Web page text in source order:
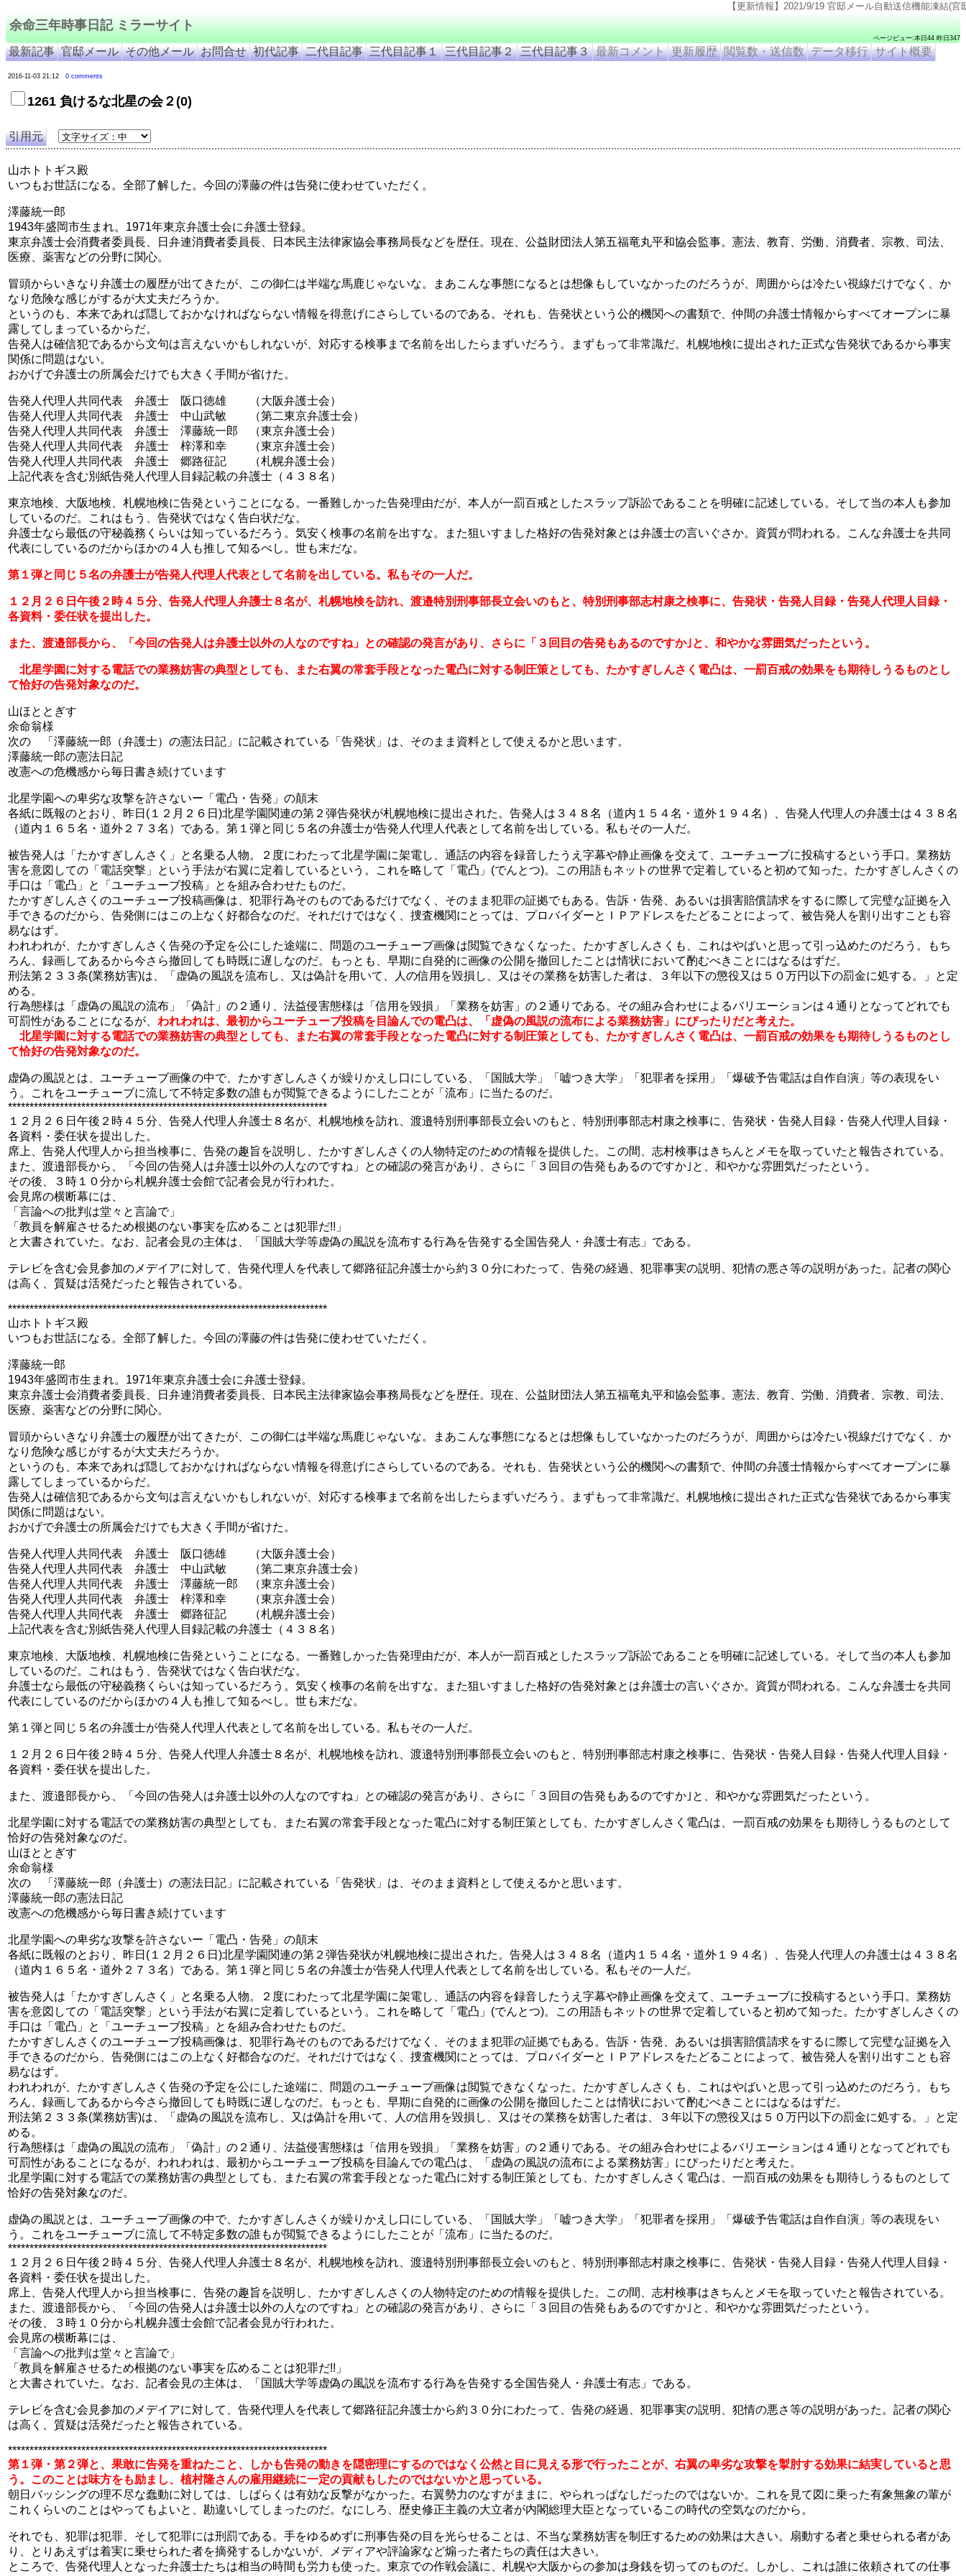
余命三年時事日記 ミラーサイト
ページビュー:本日44 昨日347
最新記事 官邸メール その他メール お問合せ 初代記事 二代目記事 三代目記事１ 三代目記事２ 三代目記事３ 最新コメント 更新履歴 閲覧数・送信数 データ移行 サイト概要
2016-11-03 21:12 0 comments
1261 負けるな北星の会２(0)
引用元
山ホトトギス殿
いつもお世話になる。全部了解した。今回の澤藤の件は告発に使わせていただく。
澤藤統一郎
1943年盛岡市生まれ。1971年東京弁護士会に弁護士登録。
東京弁護士会消費者委員長、日弁連消費者委員長、日本民主法律家協会事務局長などを歴任。現在、公益財団法人第五福竜丸平和協会監事。憲法、教育、労働、消費者、宗教、司法、
医療、薬害などの分野に関心。
冒頭からいきなり弁護士の履歴が出てきたが、この御仁は半端な馬鹿じゃないな。まあこんな事態になるとは想像もしていなかったのだろうが、周囲からは冷たい視線だけでなく、か
なり危険な感じがするが大丈夫だろうか。
というのも、本来であれば隠しておかなければならない情報を得意げにさらしているのである。それも、告発状という公的機関への書類で、仲間の弁護士情報からすべてオープンに暴
露してしまっているからだ。
告発人は確信犯であるから文句は言えないかもしれないが、対応する検事まで名前を出したらまずいだろう。まずもって非常識だ。札幌地検に提出された正式な告発状であるから事実
関係に問題はない。
おかげで弁護士の所属会だけでも大きく手間が省けた。
告発人代理人共同代表 弁護士 阪口徳雄 （大阪弁護士会）
告発人代理人共同代表 弁護士 中山武敏 （第二東京弁護士会）
告発人代理人共同代表 弁護士 澤藤統一郎 （東京弁護士会）
告発人代理人共同代表 弁護士 梓澤和幸 （東京弁護士会）
告発人代理人共同代表 弁護士 郷路征記 （札幌弁護士会）
上記代表を含む別紙告発人代理人目録記載の弁護士（４３８名）
東京地検、大阪地検、札幌地検に告発ということになる。一番難しかった告発理由だが、本人が一罰百戒としたスラップ訴訟であることを明確に記述している。そして当の本人も参加
しているのだ。これはもう、告発状ではなく告白状だな。
弁護士なら最低の守秘義務くらいは知っているだろう。気安く検事の名前を出すな。また狙いすました格好の告発対象とは弁護士の言いぐさか。資質が問われる。こんな弁護士を共同
代表にしているのだからほかの４人も推して知るべし。世も末だな。
第１弾と同じ５名の弁護士が告発人代理人代表として名前を出している。私もその一人だ。
１２月２６日午後２時４５分、告発人代理人弁護士８名が、札幌地検を訪れ、渡邉特別刑事部長立会いのもと、特別刑事部志村康之検事に、告発状・告発人目録・告発人代理人目録・
各資料・委任状を提出した。
また、渡邉部長から、「今回の告発人は弁護士以外の人なのですね」との確認の発言があり、さらに「３回目の告発もあるのですか｣と、和やかな雰囲気だったという。
北星学園に対する電話での業務妨害の典型としても、また右翼の常套手段となった電凸に対する制圧策としても、たかすぎしんさく電凸は、一罰百戒の効果をも期待しうるものとし
て恰好の告発対象なのだ。
山ほととぎす
余命翁様
次の 「澤藤統一郎（弁護士）の憲法日記」に記載されている「告発状」は、そのまま資料として使えるかと思います。
澤藤統一郎の憲法日記
改憲への危機感から毎日書き続けています
北星学園への卑劣な攻撃を許さないー「電凸・告発」の顛末
各紙に既報のとおり、昨日(１２月２６日)北星学園関連の第２弾告発状が札幌地検に提出された。告発人は３４８名（道内１５４名・道外１９４名）、告発人代理人の弁護士は４３８名
（道内１６５名・道外２７３名）である。第１弾と同じ５名の弁護士が告発人代理人代表として名前を出している。私もその一人だ。
被告発人は「たかすぎしんさく」と名乗る人物。２度にわたって北星学園に架電し、通話の内容を録音したうえ字幕や静止画像を交えて、ユーチューブに投稿するという手口。業務妨
害を意図しての「電話突撃」という手法が右翼に定着しているという。これを略して「電凸」(でんとつ)。この用語もネットの世界で定着していると初めて知った。たかすぎしんさくの
手口は「電凸」と「ユーチューブ投稿」とを組み合わせたものだ。
たかすぎしんさくのユーチューブ投稿画像は、犯罪行為そのものであるだけでなく、そのまま犯罪の証拠でもある。告訴・告発、あるいは損害賠償請求をするに際して完璧な証拠を入
手できるのだから、告発側にはこの上なく好都合なのだ。それだけではなく、捜査機関にとっては、プロバイダーとＩＰアドレスをたどることによって、被告発人を割り出すことも容
易なはず。
われわれが、たかすぎしんさく告発の予定を公にした途端に、問題のユーチューブ画像は閲覧できなくなった。たかすぎしんさくも、これはやばいと思って引っ込めたのだろう。もち
ろん、録画してあるから今さら撤回しても時既に遅しなのだ。もっとも、早期に自発的に画像の公開を撤回したことは情状において酌むべきことにはなるはずだ。
刑法第２３３条(業務妨害)は、「虚偽の風説を流布し、又は偽計を用いて、人の信用を毀損し、又はその業務を妨害した者は、３年以下の懲役又は５０万円以下の罰金に処する。」と定
める。
行為態様は「虚偽の風説の流布」「偽計」の２通り、法益侵害態様は「信用を毀損」「業務を妨害」の２通りである。その組み合わせによるバリエーションは４通りとなってどれでも
可罰性があることになるが、 われわれは、最初からユーチューブ投稿を目論んでの電凸は、「虚偽の風説の流布による業務妨害」にぴったりだと考えた。
北星学園に対する電話での業務妨害の典型としても、また右翼の常套手段となった電凸に対する制圧策としても、たかすぎしんさく電凸は、一罰百戒の効果をも期待しうるものとし
て恰好の告発対象なのだ。
虚偽の風説とは、ユーチューブ画像の中で、たかすぎしんさくが繰りかえし口にしている、「国賊大学」「嘘つき大学」「犯罪者を採用」「爆破予告電話は自作自演」等の表現をい
う。これをユーチューブに流して不特定多数の誰もが閲覧できるようにしたことが「流布」に当たるのだ。
**************************************************************************
１２月２６日午後２時４５分、告発人代理人弁護士８名が、札幌地検を訪れ、渡邉特別刑事部長立会いのもと、特別刑事部志村康之検事に、告発状・告発人目録・告発人代理人目録・
各資料・委任状を提出した。
席上、告発人代理人から担当検事に、告発の趣旨を説明し、たかすぎしんさくの人物特定のための情報を提供した。この間、志村検事はきちんとメモを取っていたと報告されている。
また、渡邉部長から、「今回の告発人は弁護士以外の人なのですね」との確認の発言があり、さらに「３回目の告発もあるのですか｣と、和やかな雰囲気だったという。
その後、３時１０分から札幌弁護士会館で記者会見が行われた。
会見席の横断幕には、
「言論への批判は堂々と言論で」
「教員を解雇させるため根拠のない事実を広めることは犯罪だ!!」
と大書されていた。なお、記者会見の主体は、「国賊大学等虚偽の風説を流布する行為を告発する全国告発人・弁護士有志」である。
テレビを含む会見参加のメデイアに対して、告発代理人を代表して郷路征記弁護士から約３０分にわたって、告発の経過、犯罪事実の説明、犯情の悪さ等の説明があった。記者の関心
は高く、質疑は活発だったと報告されている。
**************************************************************************
山ホトトギス殿
いつもお世話になる。全部了解した。今回の澤藤の件は告発に使わせていただく。
澤藤統一郎
1943年盛岡市生まれ。1971年東京弁護士会に弁護士登録。
東京弁護士会消費者委員長、日弁連消費者委員長、日本民主法律家協会事務局長などを歴任。現在、公益財団法人第五福竜丸平和協会監事。憲法、教育、労働、消費者、宗教、司法、
医療、薬害などの分野に関心。
冒頭からいきなり弁護士の履歴が出てきたが、この御仁は半端な馬鹿じゃないな。まあこんな事態になるとは想像もしていなかったのだろうが、周囲からは冷たい視線だけでなく、か
なり危険な感じがするが大丈夫だろうか。
というのも、本来であれば隠しておかなければならない情報を得意げにさらしているのである。それも、告発状という公的機関への書類で、仲間の弁護士情報からすべてオープンに暴
露してしまっているからだ。
告発人は確信犯であるから文句は言えないかもしれないが、対応する検事まで名前を出したらまずいだろう。まずもって非常識だ。札幌地検に提出された正式な告発状であるから事実
関係に問題はない。
おかげで弁護士の所属会だけでも大きく手間が省けた。
告発人代理人共同代表 弁護士 阪口徳雄 （大阪弁護士会）
告発人代理人共同代表 弁護士 中山武敏 （第二東京弁護士会）
告発人代理人共同代表 弁護士 澤藤統一郎 （東京弁護士会）
告発人代理人共同代表 弁護士 梓澤和幸 （東京弁護士会）
告発人代理人共同代表 弁護士 郷路征記 （札幌弁護士会）
上記代表を含む別紙告発人代理人目録記載の弁護士（４３８名）
東京地検、大阪地検、札幌地検に告発ということになる。一番難しかった告発理由だが、本人が一罰百戒としたスラップ訴訟であることを明確に記述している。そして当の本人も参加
しているのだ。これはもう、告発状ではなく告白状だな。
弁護士なら最低の守秘義務くらいは知っているだろう。気安く検事の名前を出すな。また狙いすました格好の告発対象とは弁護士の言いぐさか。資質が問われる。こんな弁護士を共同
代表にしているのだからほかの４人も推して知るべし。世も末だな。
第１弾と同じ５名の弁護士が告発人代理人代表として名前を出している。私もその一人だ。
１２月２６日午後２時４５分、告発人代理人弁護士８名が、札幌地検を訪れ、渡邉特別刑事部長立会いのもと、特別刑事部志村康之検事に、告発状・告発人目録・告発人代理人目録・
各資料・委任状を提出した。
また、渡邉部長から、「今回の告発人は弁護士以外の人なのですね」との確認の発言があり、さらに「３回目の告発もあるのですか｣と、和やかな雰囲気だったという。
北星学園に対する電話での業務妨害の典型としても、また右翼の常套手段となった電凸に対する制圧策としても、たかすぎしんさく電凸は、一罰百戒の効果をも期待しうるものとして
恰好の告発対象なのだ。
山ほととぎす
余命翁様
次の 「澤藤統一郎（弁護士）の憲法日記」に記載されている「告発状」は、そのまま資料として使えるかと思います。
澤藤統一郎の憲法日記
改憲への危機感から毎日書き続けています
北星学園への卑劣な攻撃を許さないー「電凸・告発」の顛末
各紙に既報のとおり、昨日(１２月２６日)北星学園関連の第２弾告発状が札幌地検に提出された。告発人は３４８名（道内１５４名・道外１９４名）、告発人代理人の弁護士は４３８名
（道内１６５名・道外２７３名）である。第１弾と同じ５名の弁護士が告発人代理人代表として名前を出している。私もその一人だ。
被告発人は「たかすぎしんさく」と名乗る人物。２度にわたって北星学園に架電し、通話の内容を録音したうえ字幕や静止画像を交えて、ユーチューブに投稿するという手口。業務妨
害を意図しての「電話突撃」という手法が右翼に定着しているという。これを略して「電凸」(でんとつ)。この用語もネットの世界で定着していると初めて知った。たかすぎしんさくの
手口は「電凸」と「ユーチューブ投稿」とを組み合わせたものだ。
たかすぎしんさくのユーチューブ投稿画像は、犯罪行為そのものであるだけでなく、そのまま犯罪の証拠でもある。告訴・告発、あるいは損害賠償請求をするに際して完璧な証拠を入
手できるのだから、告発側にはこの上なく好都合なのだ。それだけではなく、捜査機関にとっては、プロバイダーとＩＰアドレスをたどることによって、被告発人を割り出すことも容
易なはず。
われわれが、たかすぎしんさく告発の予定を公にした途端に、問題のユーチューブ画像は閲覧できなくなった。たかすぎしんさくも、これはやばいと思って引っ込めたのだろう。もち
ろん、録画してあるから今さら撤回しても時既に遅しなのだ。もっとも、早期に自発的に画像の公開を撤回したことは情状において酌むべきことにはなるはずだ。
刑法第２３３条(業務妨害)は、「虚偽の風説を流布し、又は偽計を用いて、人の信用を毀損し、又はその業務を妨害した者は、３年以下の懲役又は５０万円以下の罰金に処する。」と定
める。
行為態様は「虚偽の風説の流布」「偽計」の２通り、法益侵害態様は「信用を毀損」「業務を妨害」の２通りである。その組み合わせによるバリエーションは４通りとなってどれでも
可罰性があることになるが、われわれは、最初からユーチューブ投稿を目論んでの電凸は、「虚偽の風説の流布による業務妨害」にぴったりだと考えた。
北星学園に対する電話での業務妨害の典型としても、また右翼の常套手段となった電凸に対する制圧策としても、たかすぎしんさく電凸は、一罰百戒の効果をも期待しうるものとして
恰好の告発対象なのだ。
虚偽の風説とは、ユーチューブ画像の中で、たかすぎしんさくが繰りかえし口にしている、「国賊大学」「嘘つき大学」「犯罪者を採用」「爆破予告電話は自作自演」等の表現をい
う。これをユーチューブに流して不特定多数の誰もが閲覧できるようにしたことが「流布」に当たるのだ。
**************************************************************************
１２月２６日午後２時４５分、告発人代理人弁護士８名が、札幌地検を訪れ、渡邉特別刑事部長立会いのもと、特別刑事部志村康之検事に、告発状・告発人目録・告発人代理人目録・
各資料・委任状を提出した。
席上、告発人代理人から担当検事に、告発の趣旨を説明し、たかすぎしんさくの人物特定のための情報を提供した。この間、志村検事はきちんとメモを取っていたと報告されている。
また、渡邉部長から、「今回の告発人は弁護士以外の人なのですね」との確認の発言があり、さらに「３回目の告発もあるのですか｣と、和やかな雰囲気だったという。
その後、３時１０分から札幌弁護士会館で記者会見が行われた。
会見席の横断幕には、
「言論への批判は堂々と言論で」
「教員を解雇させるため根拠のない事実を広めることは犯罪だ!!」
と大書されていた。なお、記者会見の主体は、「国賊大学等虚偽の風説を流布する行為を告発する全国告発人・弁護士有志」である。
テレビを含む会見参加のメデイアに対して、告発代理人を代表して郷路征記弁護士から約３０分にわたって、告発の経過、犯罪事実の説明、犯情の悪さ等の説明があった。記者の関心
は高く、質疑は活発だったと報告されている。
**************************************************************************
第１弾・第２弾と、果敢に告発を重ねたこと、しかも告発の動きを隠密理にするのではなく公然と目に見える形で行ったことが、右翼の卑劣な攻撃を掣肘する効果に結実していると思
う。このことは味方をも励まし、植村隆さんの雇用継続に一定の貢献もしたのではないかと思っている。
朝日バッシングの理不尽な蠢動に対しては、しばらくは有効な反撃がなかった。右翼勢力のなすがままに、やられっぱなしだったのではないか。これを見て図に乗った有象無象の輩が
これくらいのことはやってもよいと、勘違いしてしまったのだ。なにしろ、歴史修正主義の大立者が内閣総理大臣となっているこの時代の空気なのだから。
それでも、犯罪は犯罪、そして犯罪には刑罰である。手をゆるめずに刑事告発の目を光らせることは、不当な業務妨害を制圧するための効果は大きい。扇動する者と乗せられる者があ
り、とりあえずは着実に乗せられた者を摘発するしかないが、メディアや評論家など煽った者たちの責任は大きい。
ところで、告発代理人となった弁護士たちは相当の時間も労力も使った。東京での作戦会議に、札幌や大阪からの参加は身銭を切ってのものだ。しかし、これは誰に依頼されての仕事
【更新情報】2021/9/19 官邸メール自動送信機能凍結(官邸のページ